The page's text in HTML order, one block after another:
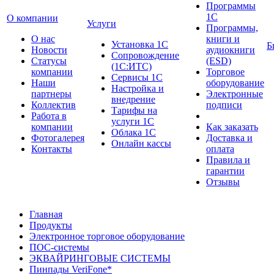
О компании
О нас
Новости
Cтатусы
компании
Наши
партнеры
Коллектив
Работа в
компании
Фотогалерея
Контакты
Услуги
Установка 1С
Сопровождение
(1С:ИТС)
Сервисы 1С
Настройка и
внедрение
Тарифы на
услуги 1С
Облака 1С
Онлайн кассы
Программы
1С
Программы,
книги и
аудиокниги
(ESD)
Торговое
оборудование
Электронные
подписи
Как заказать
Доставка и
оплата
Правила и
гарантии
Отзывы
Главная
Продукты
Электронное торговое оборудование
ПОС-системы
ЭКВАЙРИНГОВЫЕ СИСТЕМЫ
Пинпады VeriFone*